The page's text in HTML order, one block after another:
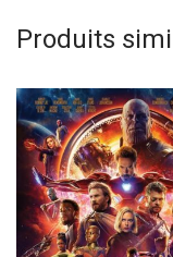
Produits